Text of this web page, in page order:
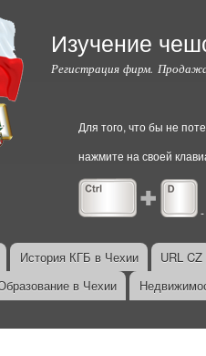
Изучение
Регистрация фирм.
Для того, что бы не
нажмите на своей
История КГБ в Чехии URL CZ
в Чехии